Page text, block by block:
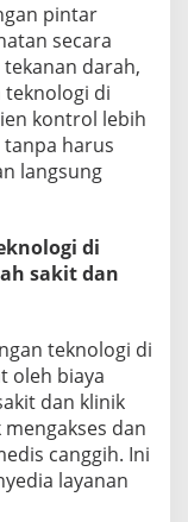
pintar
secara
darah,
teknologi di
kontrol lebih
harus
langsung
di
sakit dan
teknologi di
oleh biaya
dan klinik
dan
canggih. Ini
layanan